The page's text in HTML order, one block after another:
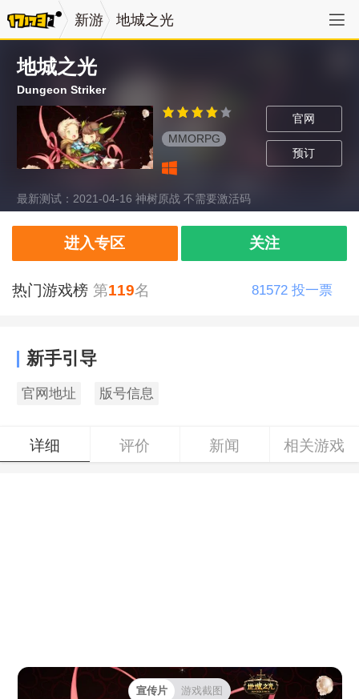
新游 地城之光
地城之光
Dungeon Striker
官网
预订
MMORPG
最新测试：2021-04-16 神树原战 不需要激活码
进入专区 关注
热门游戏榜 第119名 81572 投一票
新手引导
官网地址 版号信息
详细 评价 新闻 相关游戏
宣传片 游戏截图